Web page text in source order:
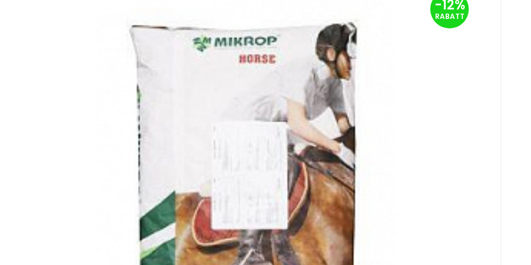
-12%
RABATT
Kiegészítő takarmánykeverék sportlovak számára a felkészülési időszakban. A táp stabilizált rizskorp